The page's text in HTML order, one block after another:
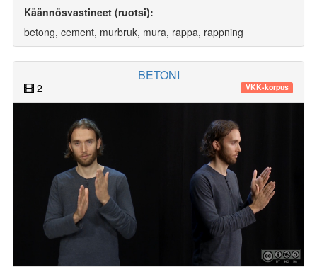
Käännösvastineet (ruotsi):
betong, cement, murbruk, mura, rappa, rappning
BETONI
2 VKK-korpus